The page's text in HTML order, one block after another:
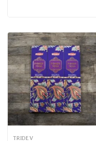
TRIDEV